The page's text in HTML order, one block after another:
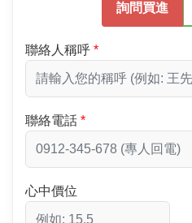
詢問買進
聯絡人稱呼
聯絡電話
心中價位